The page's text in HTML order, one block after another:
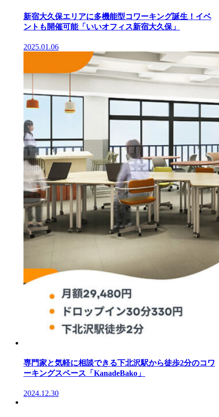
新宿大久保エリアに多機能型コワーキング誕生！イベ
ントも開催可能「いいオフィス新宿大久保」
2025.01.06
専門家と気軽に相談できる下北沢駅から徒歩2分のコワ
ーキングスペース「KanadeBako」
2024.12.30